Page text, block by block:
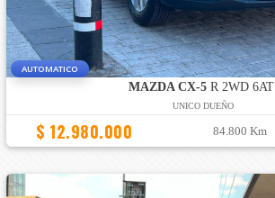
AUTOMATICO
MAZDA CX-5 R 2WD 6AT
UNICO DUEÑO
$ 12.980.000 84.800 Km